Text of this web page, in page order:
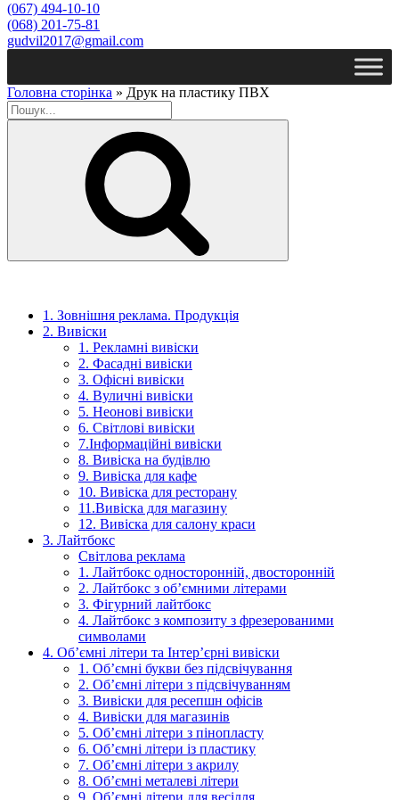
(067) 494-10-10
(068) 201-75-81
gudvil2017@gmail.com
Головна сторінка » Друк на пластику ПВХ
Пошук
1. Зовнішня реклама. Продукція
2. Вивіски
1. Рекламні вивіски
2. Фасадні вивіски
3. Офісні вивіски
4. Вуличні вивіски
5. Неонові вивіски
6. Світлові вивіски
7.Інформаційні вивіски
8. Вивіска на будівлю
9. Вивіска для кафе
10. Вивіска для ресторану
11.Вивіска для магазину
12. Вивіска для салону краси
3. Лайтбокс
Світлова реклама
1. Лайтбокс односторонній, двосторонній
2. Лайтбокс з об’ємними літерами
3. Фігурний лайтбокс
4. Лайтбокс з композиту з фрезерованими
символами
4. Об’ємні літери та Інтер’єрні вивіски
1. Об’ємні букви без підсвічування
2. Об’ємні літери з підсвічуванням
3. Вивіски для ресепшн офісів
4. Вивіски для магазинів
5. Об’ємні літери з пінопласту
6. Об’ємні літери із пластику
7. Об’ємні літери з акрилу
8. Об’ємні металеві літери
9. Об’ємні літери для весілля